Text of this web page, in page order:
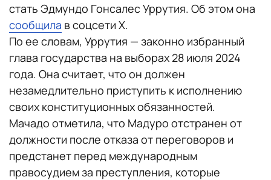
стать Эдмундо Гонсалес Уррутия. Об этом она
сообщила в соцсети Х.
По ее словам, Уррутия — законно избранный
глава государства на выборах 28 июля 2024
года. Она считает, что он должен
незамедлительно приступить к исполнению
своих конституционных обязанностей.
Мачадо отметила, что Мадуро отстранен от
должности после отказа от переговоров и
предстанет перед международным
правосудием за преступления, которые